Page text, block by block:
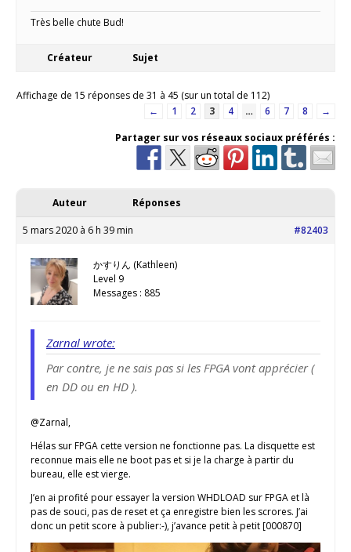
Très belle chute Bud!
Créateur Sujet
Affichage de 15 réponses de 31 à 45 (sur un total de 112)
←
1 2 3 4 … 6 7 8
→
Partager sur vos réseaux sociaux préférés :
Auteur Réponses
5 mars 2020 à 6 h 39 min #82403
かすりん (Kathleen)
Level 9
Messages : 885
Zarnal wrote:
Par contre, je ne sais pas si les FPGA vont apprécier (
en DD ou en HD ).
@Zarnal,
Hélas sur FPGA cette version ne fonctionne pas. La disquette est
reconnue mais elle ne boot pas et si je la charge à partir du
bureau, elle est vierge.
J’en ai profité pour essayer la version WHDLOAD sur FPGA et là
pas de souci, pas de reset et ça enregistre bien les scrores. J’ai
donc un petit score à publier:-), j’avance petit à petit [000870]